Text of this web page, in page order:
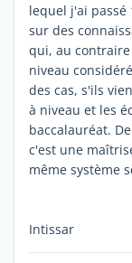
lequel j'ai passé
sur des
qui, au
niveau
des cas, s'ils
à niveau et les
baccalauréat.
c'est une
même système
Intissar